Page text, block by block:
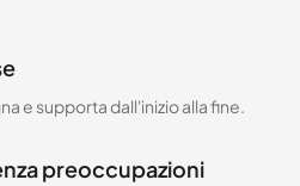
e supporta dall'inizio alla fine.
preoccupazioni